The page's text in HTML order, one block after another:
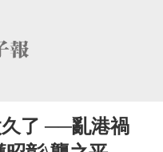
了 ──亂港禍